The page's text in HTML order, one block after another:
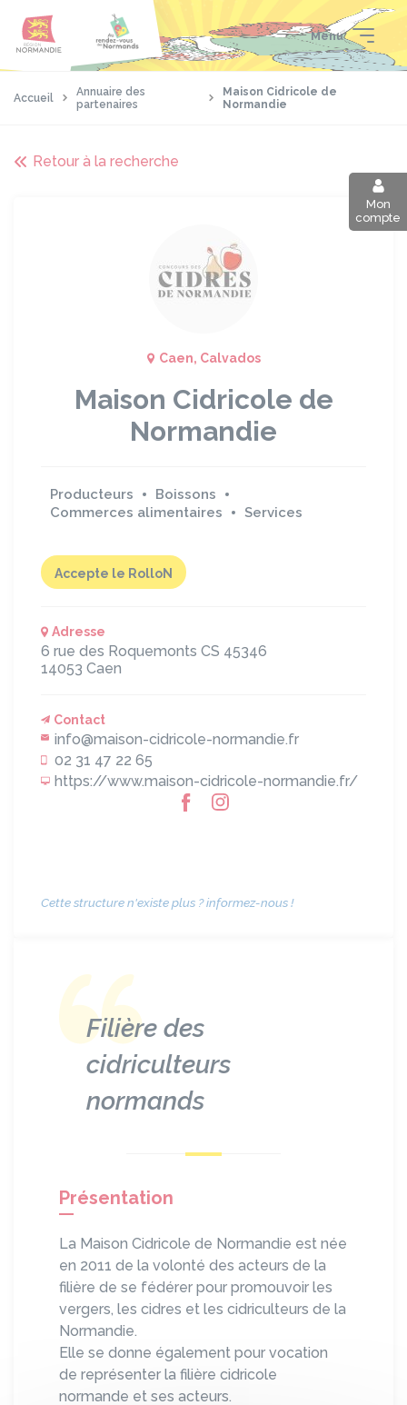
contenu
pied
Menu
Mon
compte
Accueil
Annuaire des
partenaires
Maison Cidricole de
Normandie
Retour à la recherche
Caen, Calvados
Maison Cidricole de
Normandie
Producteurs
Boissons
Commerces alimentaires
Services
Accepte le RolloN
Adresse
6 rue des Roquemonts CS 45346
14053 Caen
Contact
info@maison-cidricole-normandie.fr
02 31 47 22 65
https://www.maison-cidricole-normandie.fr/
Cette structure n'existe plus ? informez-nous !
Filière des
cidriculteurs
normands
Présentation
La Maison Cidricole de Normandie est née
en 2011 de la volonté des acteurs de la
filière de se fédérer pour promouvoir les
vergers, les cidres et les cidriculteurs de la
Normandie.
Elle se donne également pour vocation
de représenter la filière cidricole
normande et ses acteurs.
Panneau de gestion des cookies